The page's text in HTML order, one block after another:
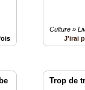
Culture »
J'irai
Trop de